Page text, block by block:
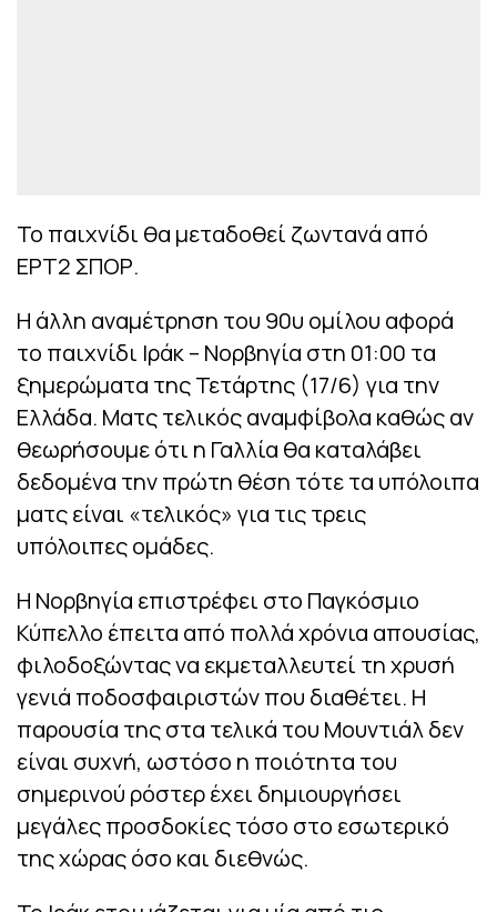
Το παιχνίδι θα μεταδοθεί ζωντανά από
ΕΡΤ2 ΣΠΟΡ.
Η άλλη αναμέτρηση του 90υ ομίλου αφορά
το παιχνίδι Ιράκ – Νορβηγία στη 01:00 τα
ξημερώματα της Τετάρτης (17/6) για την
Ελλάδα. Ματς τελικός αναμφίβολα καθώς αν
θεωρήσουμε ότι η Γαλλία θα καταλάβει
δεδομένα την πρώτη θέση τότε τα υπόλοιπα
ματς είναι «τελικός» για τις τρεις
υπόλοιπες ομάδες.
Η Νορβηγία επιστρέφει στο Παγκόσμιο
Κύπελλο έπειτα από πολλά χρόνια απουσίας,
φιλοδοξώντας να εκμεταλλευτεί τη χρυσή
γενιά ποδοσφαιριστών που διαθέτει. Η
παρουσία της στα τελικά του Μουντιάλ δεν
είναι συχνή, ωστόσο η ποιότητα του
σημερινού ρόστερ έχει δημιουργήσει
μεγάλες προσδοκίες τόσο στο εσωτερικό
της χώρας όσο και διεθνώς.